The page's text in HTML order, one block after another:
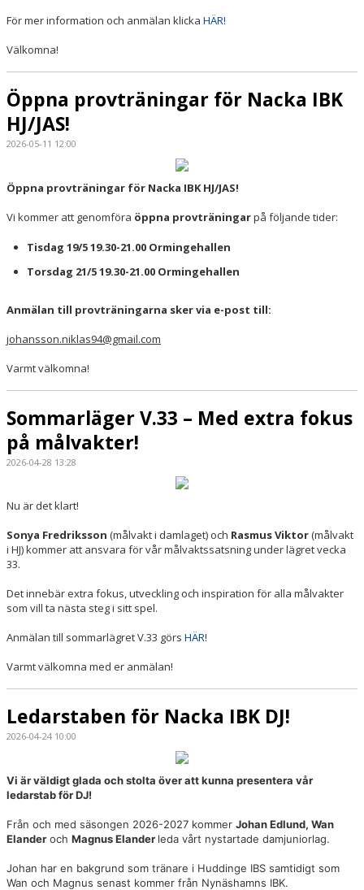
För mer information och anmälan klicka HÄR!
Välkomna!
Öppna provträningar för Nacka IBK
HJ/JAS!
2026-05-11 12:00
Öppna provträningar för Nacka IBK HJ/JAS!
Vi kommer att genomföra öppna provträningarpå följande tider:
Tisdag 19/5 19.30-21.00 Ormingehallen
Torsdag 21/5 19.30-21.00 Ormingehallen
Anmälan till provträningarna sker via e-post till:
johansson.niklas94@gmail.com
Varmt välkomna!
Sommarläger V.33 – Med extra fokus
på målvakter!
2026-04-28 13:28
Nu är det klart!
Sonya Fredriksson (målvakt i damlaget) och Rasmus Viktor(målvakt
i HJ) kommer att ansvara för vår målvaktssatsning under lägret vecka
33.
Det innebär extra fokus, utveckling och inspiration för alla målvakter
som vill ta nästa steg i sitt spel.
Anmälan till sommarlägret V.33 görs HÄR!
Varmt välkomna med er anmälan!
Ledarstaben för Nacka IBK DJ!
2026-04-24 10:00
Vi är väldigt glada och stolta över att kunna presentera vår
ledarstab för DJ!
Från och med säsongen 2026-2027 kommer Johan Edlund, Wan
Elander och Magnus Elander leda vårt nystartade damjuniorlag.
Johan har en bakgrund som tränare i Huddinge IBS samtidigt som
Wan och Magnus senast kommer från Nynäshamns IBK.